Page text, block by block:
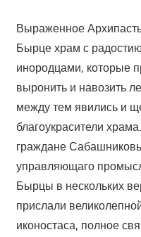
Выраженное
Бырце храм с
инородцами, которые
выронить и навозить
между тем явились и
благоукрасители
граждане
управляющаго
Бырцы в нескольких
прислали
иконостаса, полное